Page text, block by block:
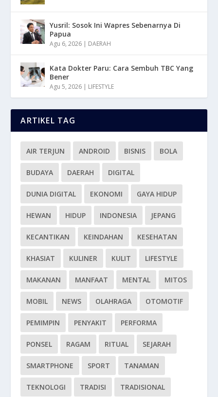
Yusril: Sosok Ini Wapres Sebenarnya Di
Papua
Agu 6, 2026 | DAERAH
Kata Dokter Paru: Cara Sembuh TBC Yang
Bener
Agu 5, 2026 | LIFESTYLE
ARTIKEL TAG
AIR TERJUN ANDROID BISNIS BOLA
BUDAYA DAERAH DIGITAL
DUNIA DIGITAL EKONOMI GAYA HIDUP
HEWAN HIDUP INDONESIA JEPANG
KECANTIKAN KEINDAHAN KESEHATAN
KHASIAT KULINER KULIT LIFESTYLE
MAKANAN MANFAAT MENTAL MITOS
MOBIL NEWS OLAHRAGA OTOMOTIF
PEMIMPIN PENYAKIT PERFORMA
PONSEL RAGAM RITUAL SEJARAH
SMARTPHONE SPORT TANAMAN
TEKNOLOGI TRADISI TRADISIONAL